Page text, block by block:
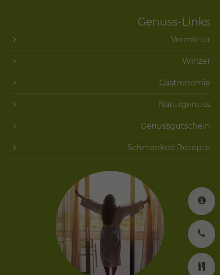
Genuss-Links
Vermieter
Winzer
Gastronomie
Naturgenuss
Genussgutschein
Schmankerl Rezepte